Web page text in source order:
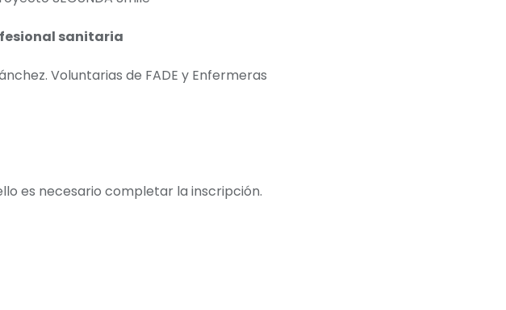
sanitaria
Voluntarias de FADE y Enfermeras
es necesario completar la inscripción.